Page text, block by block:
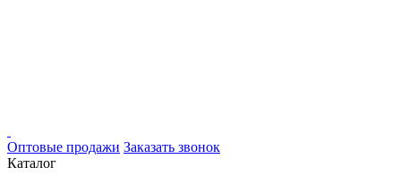
Оптовые продажи Заказать звонок
Каталог